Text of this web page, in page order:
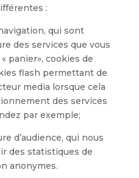
:
qui sont
des services que vous
panier», cookies de
flash permettant de
media lorsque cela
des services
par exemple;
d’audience, qui nous
des statistiques de
anonymes.